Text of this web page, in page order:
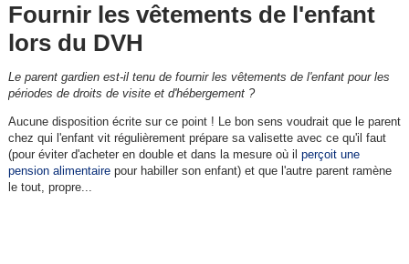
Fournir les vêtements de l'enfant
lors du DVH
Le parent gardien est-il tenu de fournir les vêtements de l'enfant pour les
périodes de droits de visite et d'hébergement ?
Aucune disposition écrite sur ce point ! Le bon sens voudrait que le parent
chez qui l'enfant vit régulièrement prépare sa valisette avec ce qu'il faut
(pour éviter d'acheter en double et dans la mesure où il perçoit une
pension alimentairepour habiller son enfant) et que l'autre parent ramène
le tout, propre...